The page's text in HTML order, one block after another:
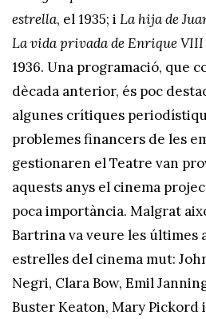
estrella, el 1935; i La hija de
La vida privada de Enrique VIII
1936. Una programació, que
dècada anterior, és poc
algunes crítiques
problemes financers de les
gestionaren el Teatre van
aquests anys el cinema
poca importància. Malgrat
Bartrina va veure les últimes
estrelles del cinema mut:
Negri, Clara Bow, Emil
Buster Keaton, Mary Pickord